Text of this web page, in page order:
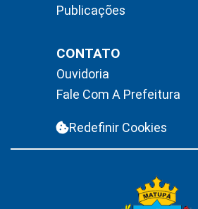
Publicações
CONTATO
Ouvidoria
Fale Com A Prefeitura
Redefinir Cookies